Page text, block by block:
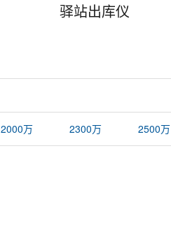
驿站出库仪
2000万 2300万 2500万